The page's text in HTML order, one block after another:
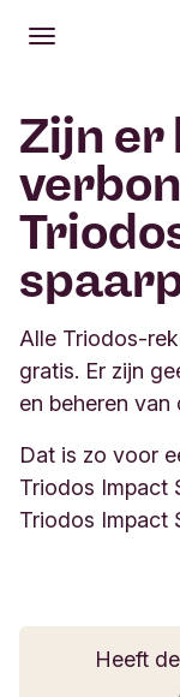
Openen
Hoofdmenu
Zijn er
Alle Triodos-
gratis. Er zijn
en beheren van
Dat is zo voor
Triodos Impact
Triodos Impact
Heeft